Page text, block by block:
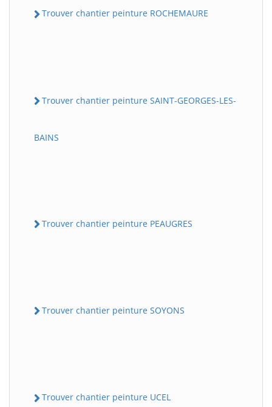
Trouver chantier peinture ROCHEMAURE
Trouver chantier peinture SAINT-GEORGES-LES-
BAINS
Trouver chantier peinture PEAUGRES
Trouver chantier peinture SOYONS
Trouver chantier peinture UCEL